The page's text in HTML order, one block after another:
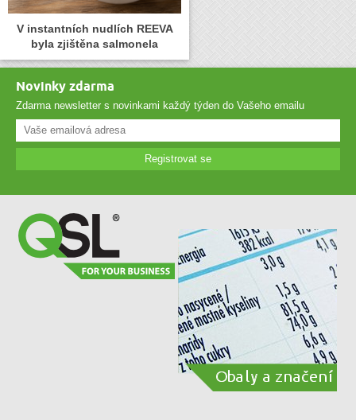
V instantních nudlích REEVA
byla zjištěna salmonela
Novinky zdarma
Zdarma newsletter s novinkami každý týden do Vašeho emailu
Registrovat se